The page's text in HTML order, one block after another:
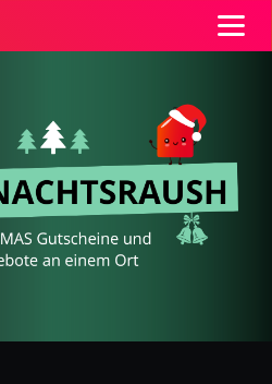
Home & Garden